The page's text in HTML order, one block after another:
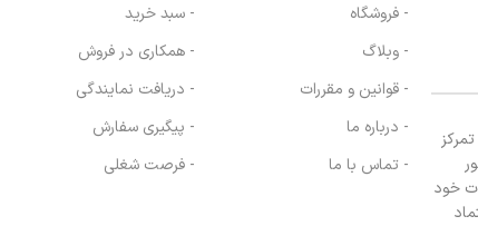
با تمرکز
خود
- فروشگاه
- وبلاگ
- قوانین و مقررات
- درباره ما
- تماس با ما
- سبد خرید
- همکاری در فروش
- دریافت نمایندگی
- پیگیری سفارش
- فرصت شغلی